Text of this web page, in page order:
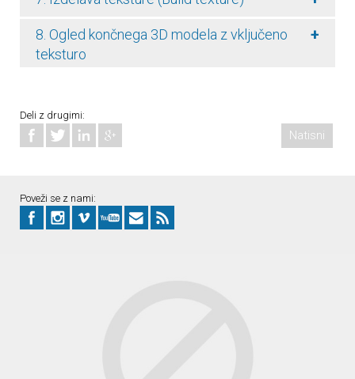
8. Ogled končnega 3D modela z vključeno
teksturo
+
Deli z drugimi:
Natisni
Poveži se z nami: